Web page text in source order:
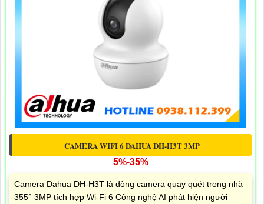
CAMERA WIFI 6 DAHUA DH-H3T 3MP
5%-35%
Camera Dahua DH-H3T là dòng camera quay quét trong nhà
355° 3MP tích hợp Wi-Fi 6 Công nghệ AI phát hiện người